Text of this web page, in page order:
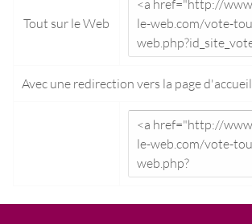
Tout sur le Web
Avec une redirection vers la page d'accueil